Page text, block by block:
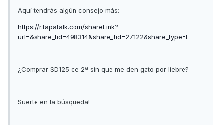
Aquí tendrás algún consejo más:
https://r.tapatalk.com/shareLink?
url=&share_tid=498314&share_fid=27122&share_type=t
¿Comprar SD125 de 2ª sin que me den gato por liebre?
Suerte en la búsqueda!